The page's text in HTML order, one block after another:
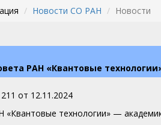
Новости СО РАН Новости
РАН «Квантовые
от 12.11.2024
«Квантовые технологии» —